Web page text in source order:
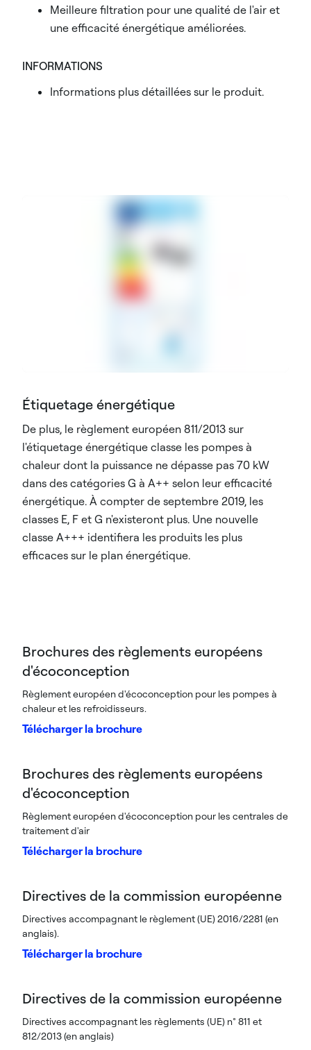
Meilleure filtration pour une qualité de l'air et
une efficacité énergétique améliorées.
INFORMATIONS
Informations plus détaillées sur le produit.
Étiquetage énergétique
De plus, le règlement européen 811/2013 sur
l'étiquetage énergétique classe les pompes à
chaleur dont la puissance ne dépasse pas 70 kW
dans des catégories G à A++ selon leur efficacité
énergétique. À compter de septembre 2019, les
classes E, F et G n'existeront plus. Une nouvelle
classe A+++ identifiera les produits les plus
efficaces sur le plan énergétique.
Brochures des règlements européens
d'écoconception
Règlement européen d'écoconception pour les pompes à
chaleur et les refroidisseurs.
Télécharger la brochure
Brochures des règlements européens
d'écoconception
Règlement européen d'écoconception pour les centrales de
traitement d'air
Télécharger la brochure
Directives de la commission européenne
Directives accompagnant le règlement (UE) 2016/2281 (en
anglais).
Télécharger la brochure
Directives de la commission européenne
Directives accompagnant les règlements (UE) n° 811 et
812/2013 (en anglais)